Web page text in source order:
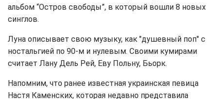
альбом “Остров свободы”, в который вошли 8 новых
синглов.
Луна описывает свою музыку, как "душевный поп" с
ностальгией по 90-м и нулевым. Своими кумирами
считает Лану Дель Рей, Еву Польну, Бьорк.
Напомним, что ранее известная украинская певица
Настя Каменских, которая недавно представила